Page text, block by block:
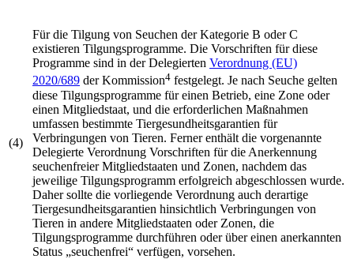
(4)
Für die Tilgung von Seuchen der Kategorie B oder C
existieren Tilgungsprogramme. Die Vorschriften für diese
Programme sind in der Delegierten Verordnung (EU)
2020/689 der Kommission4 festgelegt. Je nach Seuche gelten
diese Tilgungsprogramme für einen Betrieb, eine Zone oder
einen Mitgliedstaat, und die erforderlichen Maßnahmen
umfassen bestimmte Tiergesundheitsgarantien für
Verbringungen von Tieren. Ferner enthält die vorgenannte
Delegierte Verordnung Vorschriften für die Anerkennung
seuchenfreier Mitgliedstaaten und Zonen, nachdem das
jeweilige Tilgungsprogramm erfolgreich abgeschlossen wurde.
Daher sollte die vorliegende Verordnung auch derartige
Tiergesundheitsgarantien hinsichtlich Verbringungen von
Tieren in andere Mitgliedstaaten oder Zonen, die
Tilgungsprogramme durchführen oder über einen anerkannten
Status „seuchenfrei“ verfügen, vorsehen.